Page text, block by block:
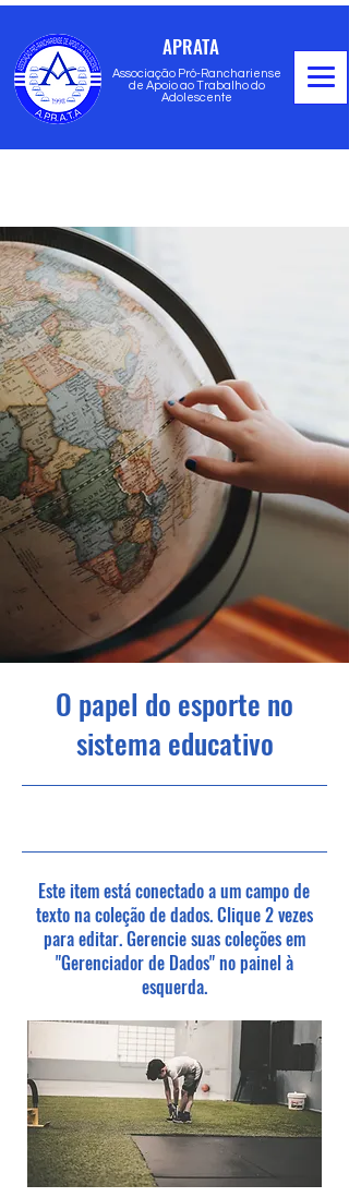
APRATA
Associação Pró-Ranchariense
de Apoio ao Trabalho do
Adolescente
O papel do esporte no
sistema educativo
Este item está conectado a um campo de
texto na coleção de dados. Clique 2 vezes
para editar. Gerencie suas coleções em
"Gerenciador de Dados" no painel à
esquerda.